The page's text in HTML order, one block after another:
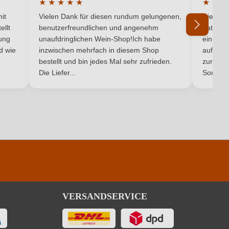
Ich habe mein Passwort vergessen
von 5 Sternen
wie
★ ★ ★ ★ ★
Durchschnittliche Bewertung von 5 von 5 Sternen
Vielen Dank für diesen rundum gelungenen,
benutzerfreundlichen und angenehm
unaufdringlichen Wein-Shop!Ich habe
inzwischen mehrfach in diesem Shop
bestellt und bin jedes Mal sehr zufrieden.
Die Liefer...
★ ★
Die
hat
einmal
auf
zurück
Son...
VERSANDSERVICE